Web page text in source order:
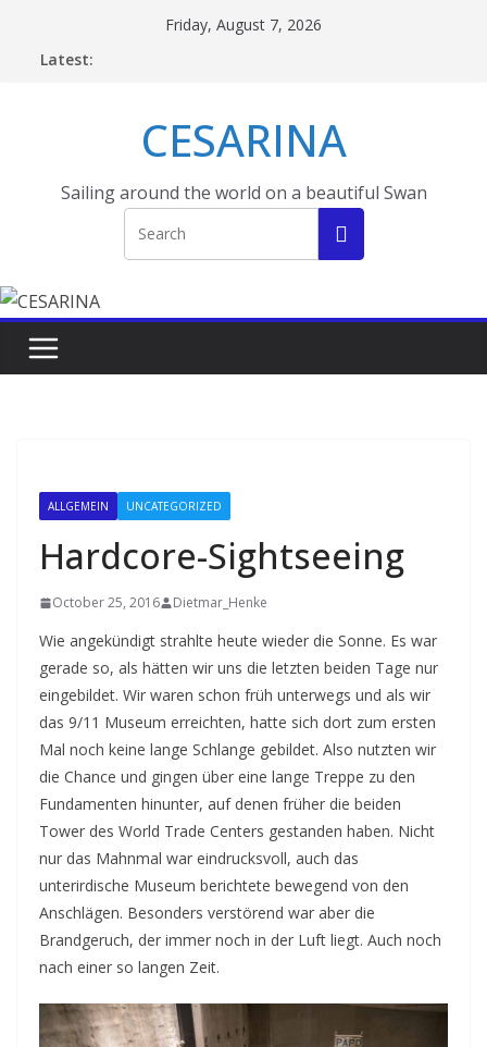
Friday, August 7, 2026
Latest:
CESARINA
Sailing around the world on a beautiful Swan
ALLGEMEIN UNCATEGORIZED
Hardcore-Sightseeing
October 25, 2016 Dietmar_Henke
Wie angekündigt strahlte heute wieder die Sonne. Es war
gerade so, als hätten wir uns die letzten beiden Tage nur
eingebildet. Wir waren schon früh unterwegs und als wir
das 9/11 Museum erreichten, hatte sich dort zum ersten
Mal noch keine lange Schlange gebildet. Also nutzten wir
die Chance und gingen über eine lange Treppe zu den
Fundamenten hinunter, auf denen früher die beiden
Tower des World Trade Centers gestanden haben. Nicht
nur das Mahnmal war eindrucksvoll, auch das
unterirdische Museum berichtete bewegend von den
Anschlägen. Besonders verstörend war aber die
Brandgeruch, der immer noch in der Luft liegt. Auch noch
nach einer so langen Zeit.